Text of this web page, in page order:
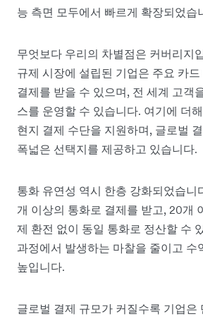
능 측면 모두에서 빠르게 확장되었습
무엇보다 우리의 차별점은 커버리지
규제 시장에 설립된 기업은 주요 카
결제를 받을 수 있으며, 전 세계 고객
스를 운영할 수 있습니다. 여기에 더
현지 결제 수단을 지원하며, 글로벌
폭넓은 선택지를 제공하고 있습니다.
통화 유연성 역시 한층 강화되었습니
개 이상의 통화로 결제를 받고, 20개
제 환전 없이 동일 통화로 정산할 수
과정에서 발생하는 마찰을 줄이고 수
높입니다.
글로벌 결제 규모가 커질수록 기업은